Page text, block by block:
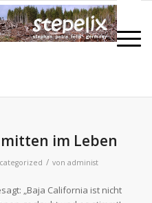
im Leben
/ von administ
„Baja California ist nicht